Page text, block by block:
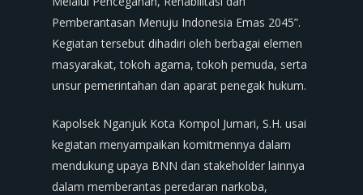
Pemberantasan Menuju Indonesia Emas 2045”.
Kegiatan tersebut dihadiri oleh berbagai elemen
masyarakat, tokoh agama, tokoh pemuda, serta
unsur pemerintahan dan aparat penegak hukum.
Kapolsek Nganjuk Kota Kompol Jumari, S.H. usai
kegiatan menyampaikan komitmennya dalam
mendukung upaya BNN dan stakeholder lainnya
dalam memberantas peredaran narkoba,